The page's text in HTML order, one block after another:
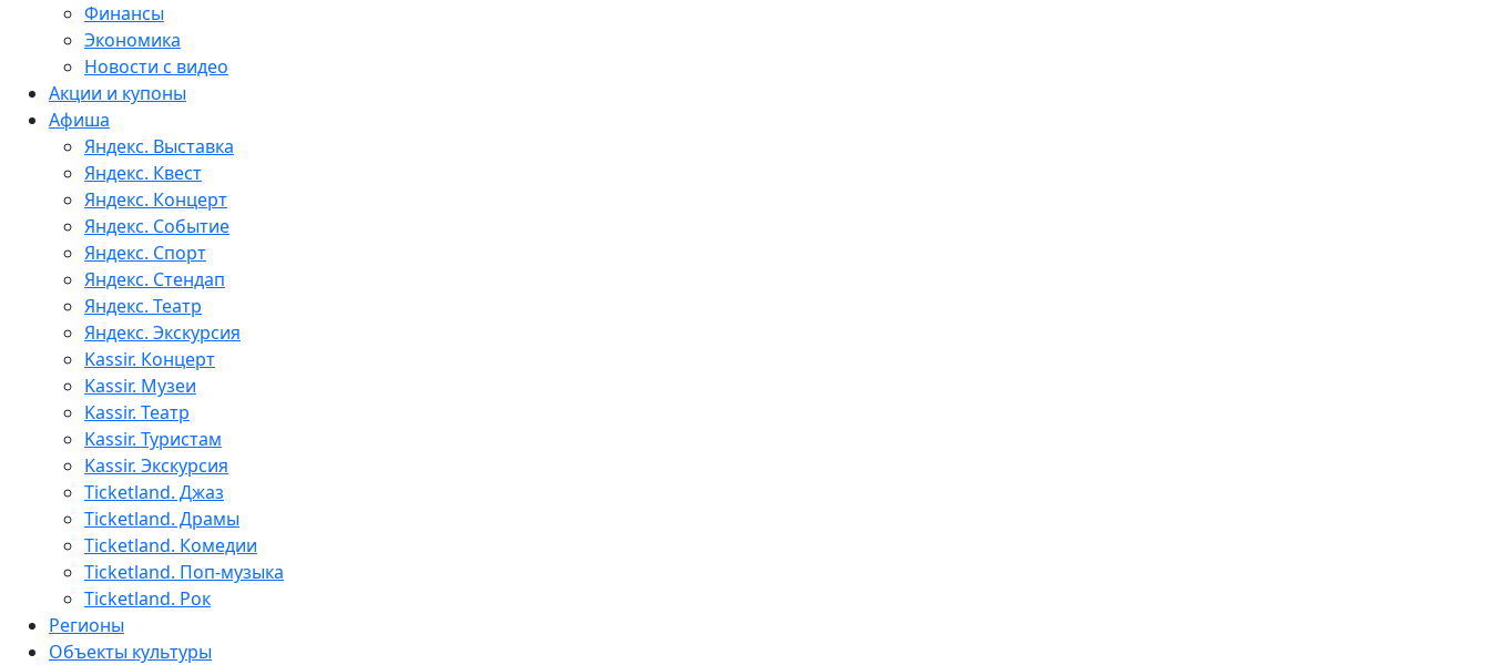
Финансы
Экономика
Новости с видео
Акции и купоны
Афиша
Яндекс. Выставка
Яндекс. Квест
Яндекс. Концерт
Яндекс. Событие
Яндекс. Спорт
Яндекс. Стендап
Яндекс. Театр
Яндекс. Экскурсия
Kassir. Концерт
Kassir. Музеи
Kassir. Театр
Kassir. Туристам
Kassir. Экскурсия
Ticketland. Джаз
Ticketland. Драмы
Ticketland. Комедии
Ticketland. Поп-музыка
Ticketland. Рок
Регионы
Объекты культуры